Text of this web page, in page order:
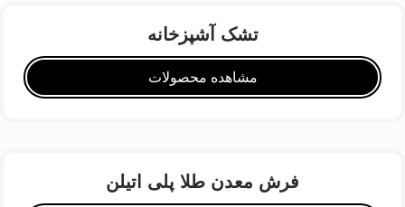
تشک آشپزخانه
مشاهده محصولات
فرش معدن طلا پلی اتیلن